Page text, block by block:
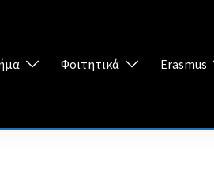
Φοιτητικά Erasmus